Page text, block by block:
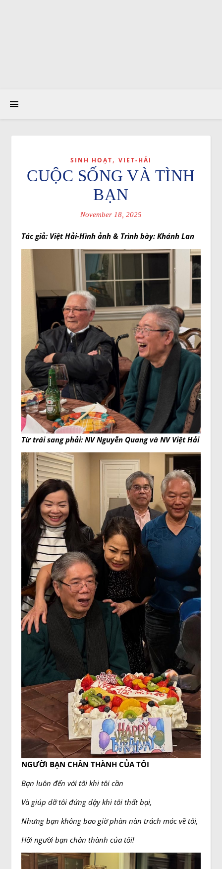
SINH HOẠT, VIET-HẢI
CUỘC SỐNG VÀ TÌNH
BẠN
November 18, 2025
Tác giả: Việt Hải-Hình ảnh & Trình bày: Khánh Lan
Từ trái sang phải: NV Nguyễn Quang và NV Việt Hải
NGƯỜI BẠN CHÂN THÀNH CỦA TÔI
Bạn luôn đến với tôi khi tôi cần
Và giúp dỡ tôi đứng dậy khi tôi thất bại,
Nhưng bạn không bao giờ phàn nàn trách móc về tôi,
Hỡi người bạn chân thành của tôi!